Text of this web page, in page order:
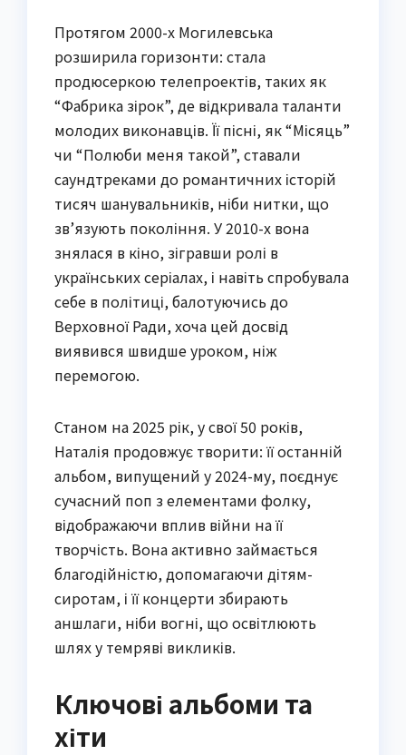
Протягом 2000-х Могилевська
розширила горизонти: стала
продюсеркою телепроектів, таких як
“Фабрика зірок”, де відкривала таланти
молодих виконавців. Її пісні, як “Місяць”
чи “Полюби меня такой”, ставали
саундтреками до романтичних історій
тисяч шанувальників, ніби нитки, що
зв’язують покоління. У 2010-х вона
знялася в кіно, зігравши ролі в
українських серіалах, і навіть спробувала
себе в політиці, балотуючись до
Верховної Ради, хоча цей досвід
виявився швидше уроком, ніж
перемогою.
Станом на 2025 рік, у свої 50 років,
Наталія продовжує творити: її останній
альбом, випущений у 2024-му, поєднує
сучасний поп з елементами фолку,
відображаючи вплив війни на її
творчість. Вона активно займається
благодійністю, допомагаючи дітям-
сиротам, і її концерти збирають
аншлаги, ніби вогні, що освітлюють
шлях у темряві викликів.
Ключові альбоми та
хіти